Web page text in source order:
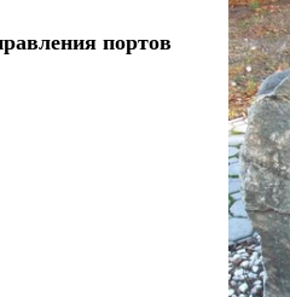
портов